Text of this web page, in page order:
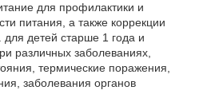
для профилактики и
питания, а также коррекции
детей старше 1 года и
различных заболеваниях,
термические поражения,
заболевания органов